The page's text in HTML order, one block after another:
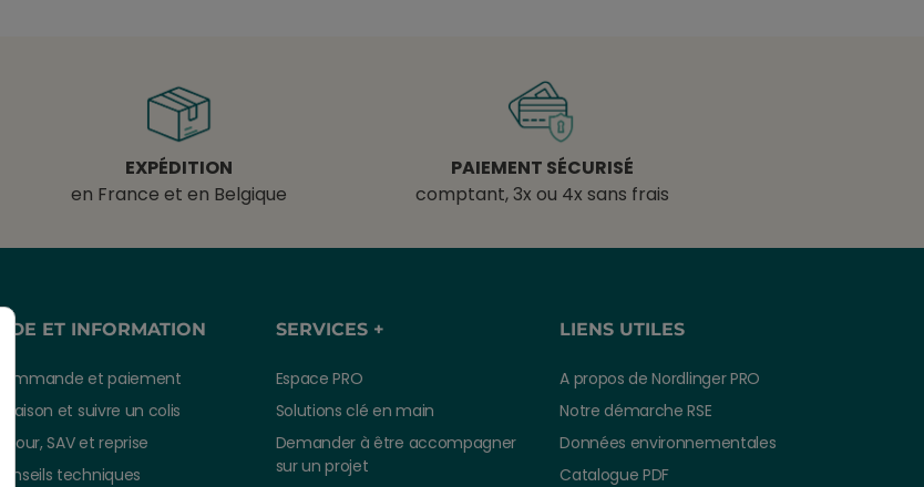
EXPÉDITION
en France et en Belgique
PAIEMENT SÉCURISÉ
comptant, 3x ou 4x sans frais
AIDE ET INFORMATION
Commande et paiement
Livraison et suivre un colis
Retour, SAV et reprise
Conseils techniques
SERVICES +
Espace PRO
Solutions clé en main
Demander à être accompagner
sur un projet
LIENS UTILES
A propos de Nordlinger PRO
Notre démarche RSE
Données environnementales
Catalogue PDF